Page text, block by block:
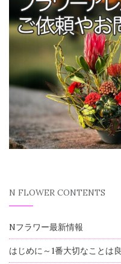
N FLOWER CONTENTS
Nフラワー最新情報
はじめに～1番大切なことは